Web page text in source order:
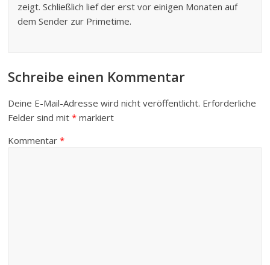
zeigt. Schließlich lief der erst vor einigen Monaten auf
dem Sender zur Primetime.
Schreibe einen Kommentar
Deine E-Mail-Adresse wird nicht veröffentlicht. Erforderliche
Felder sind mit* markiert
Kommentar*